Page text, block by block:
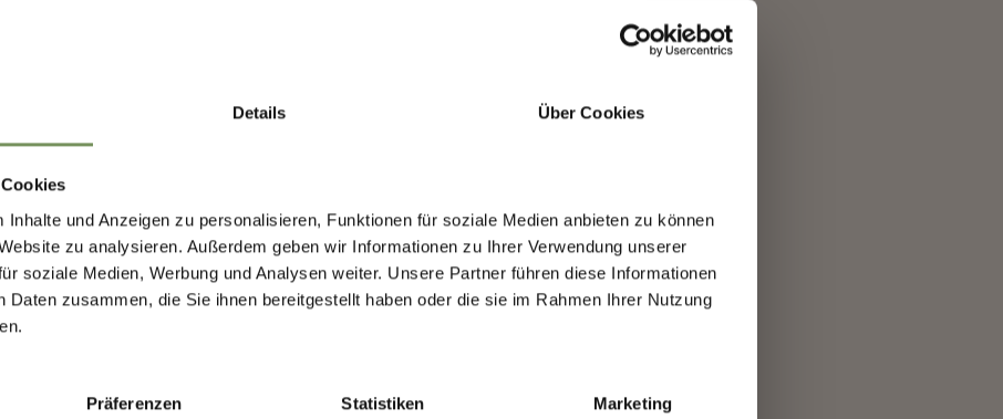
Details Über Cookies
und Anzeigen zu personalisieren, Funktionen für soziale Medien anbieten zu können
zu analysieren. Außerdem geben wir Informationen zu Ihrer Verwendung unserer
soziale Medien, Werbung und Analysen weiter. Unsere Partner führen diese Informationen
Daten zusammen, die Sie ihnen bereitgestellt haben oder die sie im Rahmen Ihrer Nutzung
Präferenzen Statistiken Marketing
und versteckte Tipps für den nächsten
in Marling informiert wird!
anmelden und